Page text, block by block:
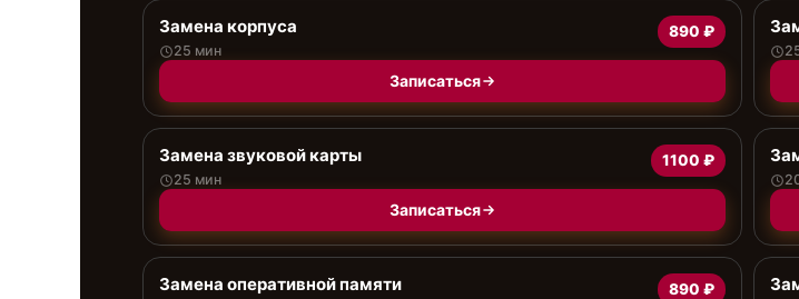
Замена корпуса
25 мин
890 ₽
Записаться
Замена звуковой карты
25 мин
1100 ₽
Записаться
Замена оперативной памяти 890 ₽